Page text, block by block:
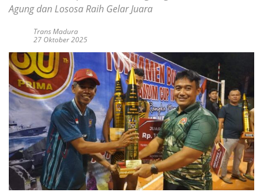
Agung dan Lososa Raih Gelar Juara
Trans Madura
27 Oktober 2025